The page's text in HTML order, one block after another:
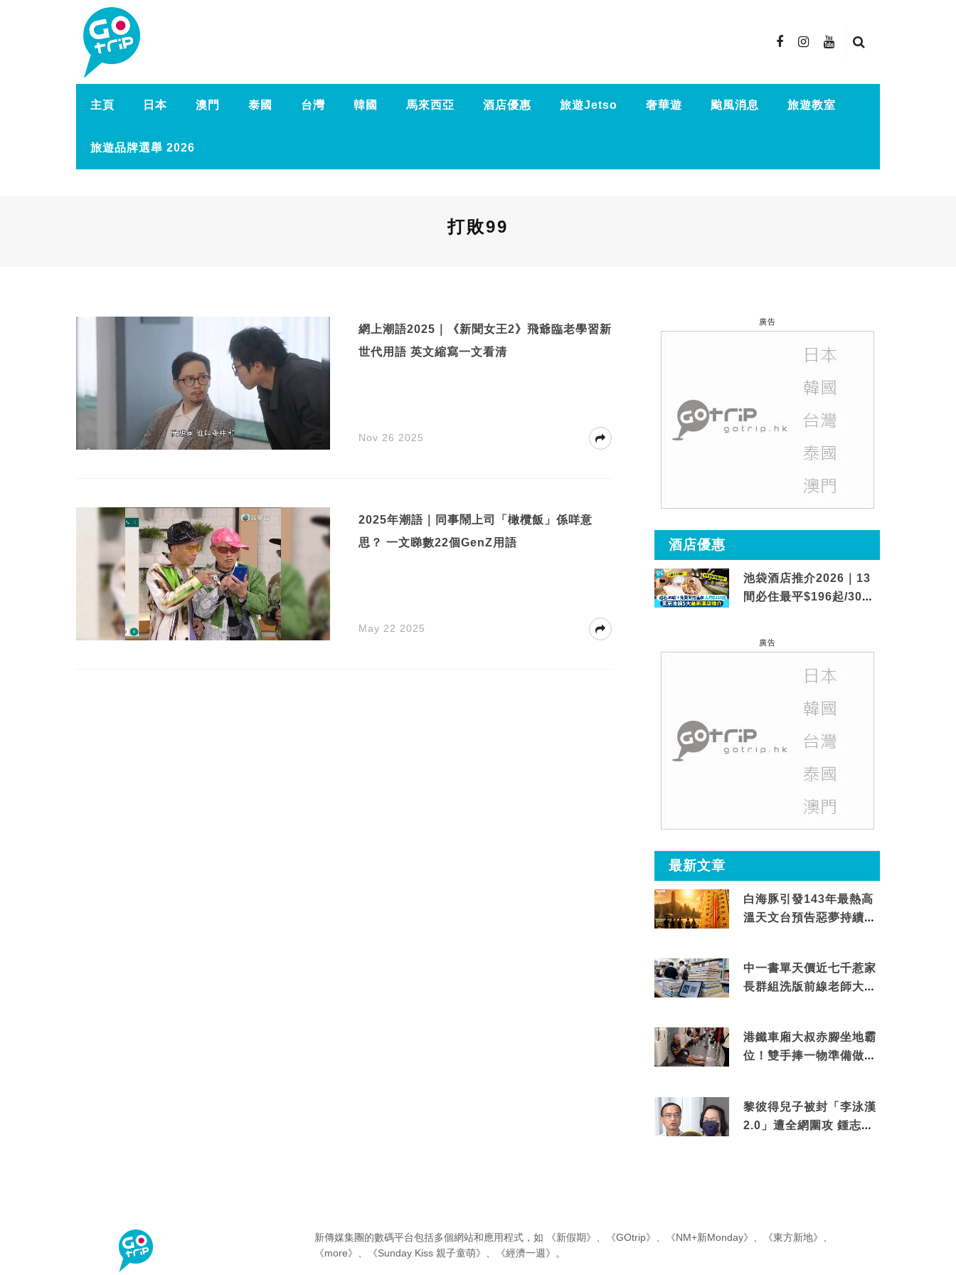
主頁 日本 澳門 泰國 台灣 韓國 馬來西亞 酒店優惠 旅遊Jetso 奢華遊 颱風消息 旅遊教室
旅遊品牌選舉 2026
打敗99
網上潮語2025｜《新聞女王2》飛爺臨老學習新
世代用語 英文縮寫一文看清
Nov 26 2025
2025年潮語｜同事鬧上司「橄欖飯」係咩意
思？ 一文睇數22個GenZ用語
May 22 2025
廣告
酒店優惠
池袋酒店推介2026｜13
間必住最平$196起/30秒
廣告
最新文章
白海豚引發143年最熱高
溫天文台預告惡夢持續至
中一書單天價近七千惹家
長群組洗版前線老師大爆
港鐵車廂大叔赤腳坐地霸
位！雙手捧一物準備做出
黎彼得兒子被封「李泳漢
2.0」遭全網圍攻 鍾志光
新傳媒集團的數碼平台包括多個網站和應用程式，如 《新假期》 《GOtrip》 《NM+新Monday》 《東方新地》
《more》
《Sunday Kiss 親子童萌》 《經濟一週》 。